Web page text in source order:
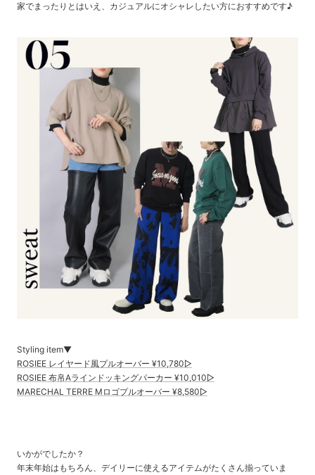
家でまったりとはいえ、カジュアルにオシャレしたい方におすすめです♪
Styling item▼
ROSIEE レイヤード風プルオーバー ¥10,780▷
ROSIEE 布帛Aラインドッキングパーカー ¥10,010▷
MARECHAL TERRE Mロゴプルオーバー ¥8,580▷
いかがでしたか？
年末年始はもちろん、デイリーに使えるアイテムがたくさん揃っていま